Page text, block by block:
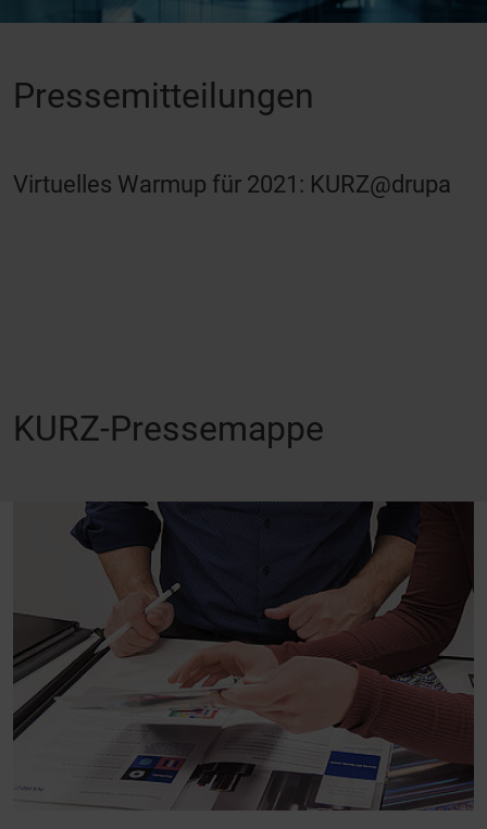
Pressemitteilungen
Virtuelles Warmup für 2021: KURZ@drupa
KURZ-Pressemappe